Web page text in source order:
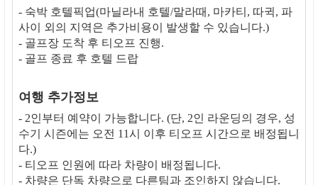
- 숙박 호텔픽업(마닐라내 호텔/말라때, 마카티, 따귁, 파
사이 외의 지역은 추가비용이 발생할 수 있습니다.)
- 골프장 도착 후 티오프 진행.
- 골프 종료 후 호텔 드랍
여행 추가정보
- 2인부터 예약이 가능합니다. (단, 2인 라운딩의 경우, 성
수기 시즌에는 오전 11시 이후 티오프 시간으로 배정됩니
다.)
- 티오프 인원에 따라 차량이 배정됩니다.
- 차량은 단독 차량으로 다른팀과 조인하지 않습니다.